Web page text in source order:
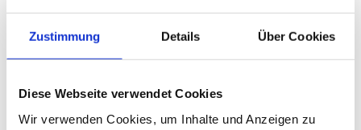
Zustimmung Details Über Cookies
Diese Webseite verwendet Cookies
Wir verwenden Cookies, um Inhalte und Anzeigen zu
Opfern der künstlichen Dummheit der
Maschinen. Mit unseren persönlichen
Informationen werden Computer gefüttert zum
großen Plattformbetreiber wollen noch besser
verstehen, wie der Mensch tickt, und die KI soll